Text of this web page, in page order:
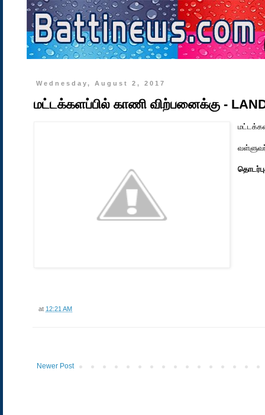
Wednesday, August 2, 2017
மட்டக்களப்பில் காணி விற்பனைக்கு -
at 12:21 AM
Newer Post